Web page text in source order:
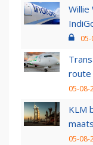
route
05-08-
KLM
05-08-